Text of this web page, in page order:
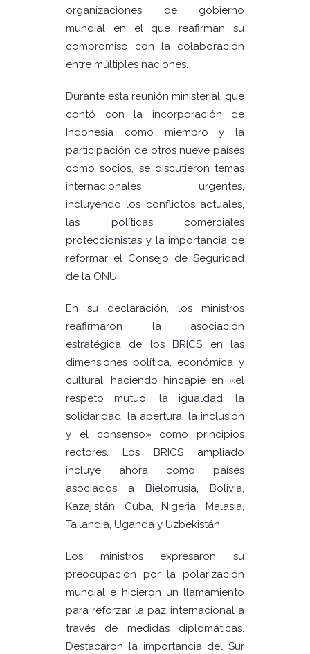
organizaciones de gobierno
mundial en el que reafirman su
compromiso con la colaboración
entre múltiples naciones.
Durante esta reunión ministerial, que
contó con la incorporación de
Indonesia como miembro y la
participación de otros nueve países
como socios, se discutieron temas
internacionales urgentes,
incluyendo los conflictos actuales,
las políticas comerciales
proteccionistas y la importancia de
reformar el Consejo de Seguridad
de la ONU.
En su declaración, los ministros
reafirmaron la asociación
estratégica de los BRICS en las
dimensiones política, económica y
cultural, haciendo hincapié en «el
respeto mutuo, la igualdad, la
solidaridad, la apertura, la inclusión
y el consenso» como principios
rectores. Los BRICS ampliado
incluye ahora como países
asociados a Bielorrusia, Bolivia,
Kazajistán, Cuba, Nigeria, Malasia,
Tailandia, Uganda y Uzbekistán.
Los ministros expresaron su
preocupación por la polarización
mundial e hicieron un llamamiento
para reforzar la paz internacional a
través de medidas diplomáticas.
Destacaron la importancia del Sur